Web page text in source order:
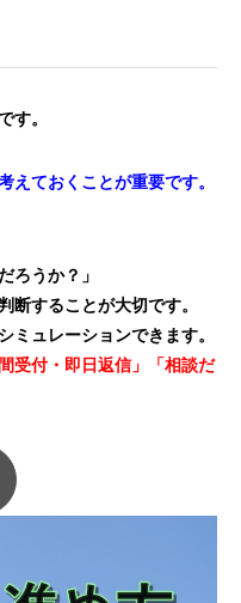
す。
えておくことが重要です。
ろうか？」
断することが大切です。
ミュレーションできます。
受付・即日返信」「相談だ